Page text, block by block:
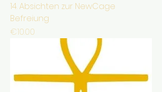
14. Absichten zur NewCage
Befreiung
Price
€10.00